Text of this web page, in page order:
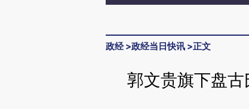
政经>政经当日快讯 >正文
郭文贵旗下盘